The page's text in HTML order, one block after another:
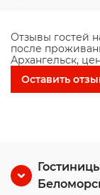
Отзывы гостей
после
Архангельск,
Оставить